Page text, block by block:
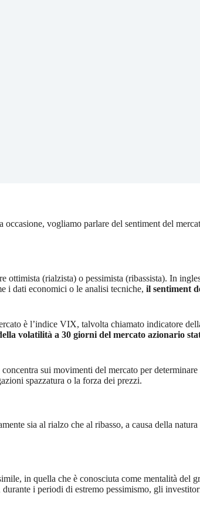
vogliamo parlare del sentiment del
ottimista (rialzista) o pessimista (ribassista). In
i dati economici o le analisi tecniche, il sentiment
è l’indice VIX, talvolta chiamato indicatore
volatilità a 30 giorni del mercato azionario
sui movimenti del mercato per
spazzatura o la forza dei prezzi.
sia al rialzo che al ribasso, a causa della
in quella che è conosciuta come mentalità del
i periodi di estremo pessimismo, gli